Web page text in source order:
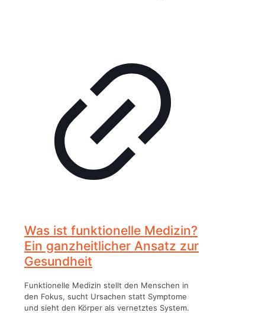
Was ist funktionelle Medizin?
Ein ganzheitlicher Ansatz zur
Gesundheit
Funktionelle Medizin stellt den Menschen in
den Fokus, sucht Ursachen statt Symptome
und sieht den Körper als vernetztes System.